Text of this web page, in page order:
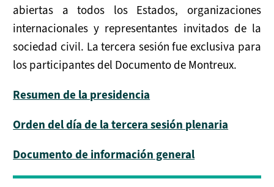
abiertas a todos los Estados, organizaciones
internacionales y representantes invitados de la
sociedad civil. La tercera sesión fue exclusiva para
los participantes del Documento de Montreux.
Resumen de la presidencia
Orden del día de la tercera sesión plenaria
Documento de información general